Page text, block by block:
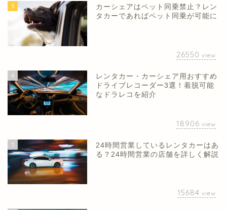
3
カーシェアはペット同乗禁止？レン
タカーであればペット同乗が可能に
26550 view
4
レンタカー・カーシェア用おすすめ
ドライブレコーダー3選！着脱可能
なドラレコを紹介
18906 view
5
24時間営業しているレンタカーはあ
る？24時間営業の店舗を詳しく解説
15684 view